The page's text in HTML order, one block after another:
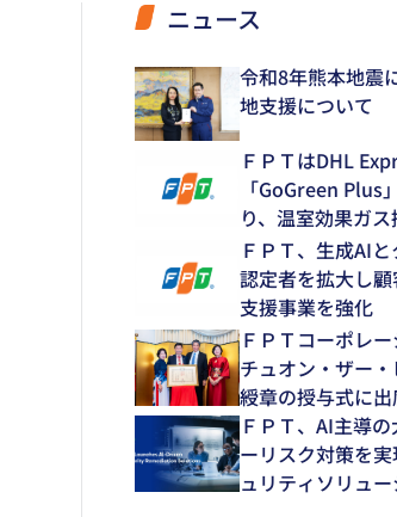
ニュース
令和8年熊本地震
地支援について
ＦＰＴはDHL
「GoGreen Plus
り、温室効果ガ
12.8％削減
ＦＰＴ、生成AI
認定者を拡大し
支援事業を強化
ＦＰＴコーポレ
チュオン・ザー
綬章の授与式に
ＦＰＴ、AI主導
ーリスク対策を
ュリティソリュ